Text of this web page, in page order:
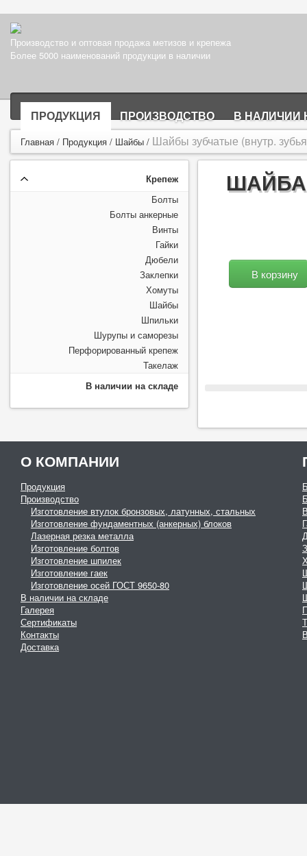
Производство и оптовая продажа метизов и крепежа
Более 5000 наименований продукции в наличии
ПРОДУКЦИЯ ПРОИЗВОДСТВО В НАЛИЧИИ
Главная / Продукция / Шайбы / Шайбы зубчатые (внутр.
Крепеж
Болты
Болты анкерные
Винты
Гайки
Дюбели
Заклепки
Хомуты
Шайбы
Шпильки
Шурупы и саморезы
Перфорированный крепеж
Такелаж
В наличии на складе
ШАЙБА
В корзину
О КОМПАНИИ
Продукция
Производство
Изготовление втулок бронзовых, латунных, стальных
Изготовление фундаментных (анкерных) блоков
Лазерная резка металла
Изготовление болтов
Изготовление шпилек
Изготовление гаек
Изготовление осей ГОСТ 9650-80
В наличии на складе
Галерея
Сертификаты
Контакты
Доставка